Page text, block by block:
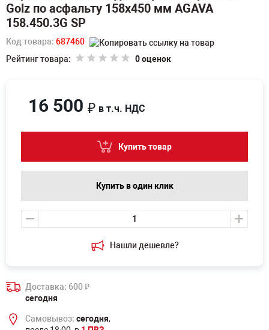
Golz по асфальту 158х450 мм AGAVA
158.450.3G SP
Код товара: 687460
Рейтинг товара:
0 оценок
Нашли дешевле?
16 500 ₽ в т.ч. НДС
Купить товар
Купить в один клик
Доставка: 600₽
сегодня
Самовывоз: сегодня,